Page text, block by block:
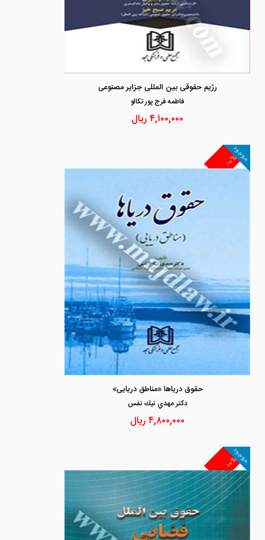
رژیم حقوقی بین المللی جزایر مصنوعی
فاطمه فرج پور تكالو
۴,۱۰۰,۰۰۰ریال
۱۰%
موجود
حقوق دریاها «مناطق دریایی»
دكتر مهدي نيك نفس
۴,۸۰۰,۰۰۰ریال
۱۰%
موجود